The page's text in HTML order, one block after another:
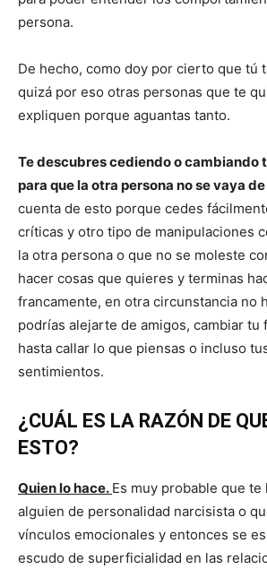
persona.
De hecho, como doy por cierto que tú
quizá por eso otras personas que te
expliquen porque aguantas tanto.
Te descubres cediendo o cambiando
para que la otra persona no se vaya
cuenta de esto porque cedes
críticas y otro tipo de manipulaciones
la otra persona o que no se moleste
hacer cosas que quieres y terminas
francamente, en otra circunstancia no
podrías alejarte de amigos, cambiar tu
hasta callar lo que piensas o incluso
sentimientos.
¿CUÁL ES LA RAZÓN DE
ESTO?
Quien lo hace. Es muy probable que te
alguien de personalidad narcisista o
vínculos emocionales y entonces se
escudo de superficialidad en las